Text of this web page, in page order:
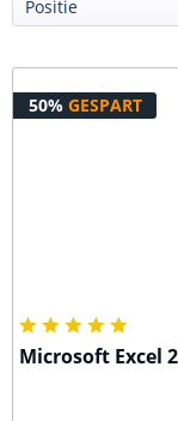
50% GESPART
Microsoft Excel